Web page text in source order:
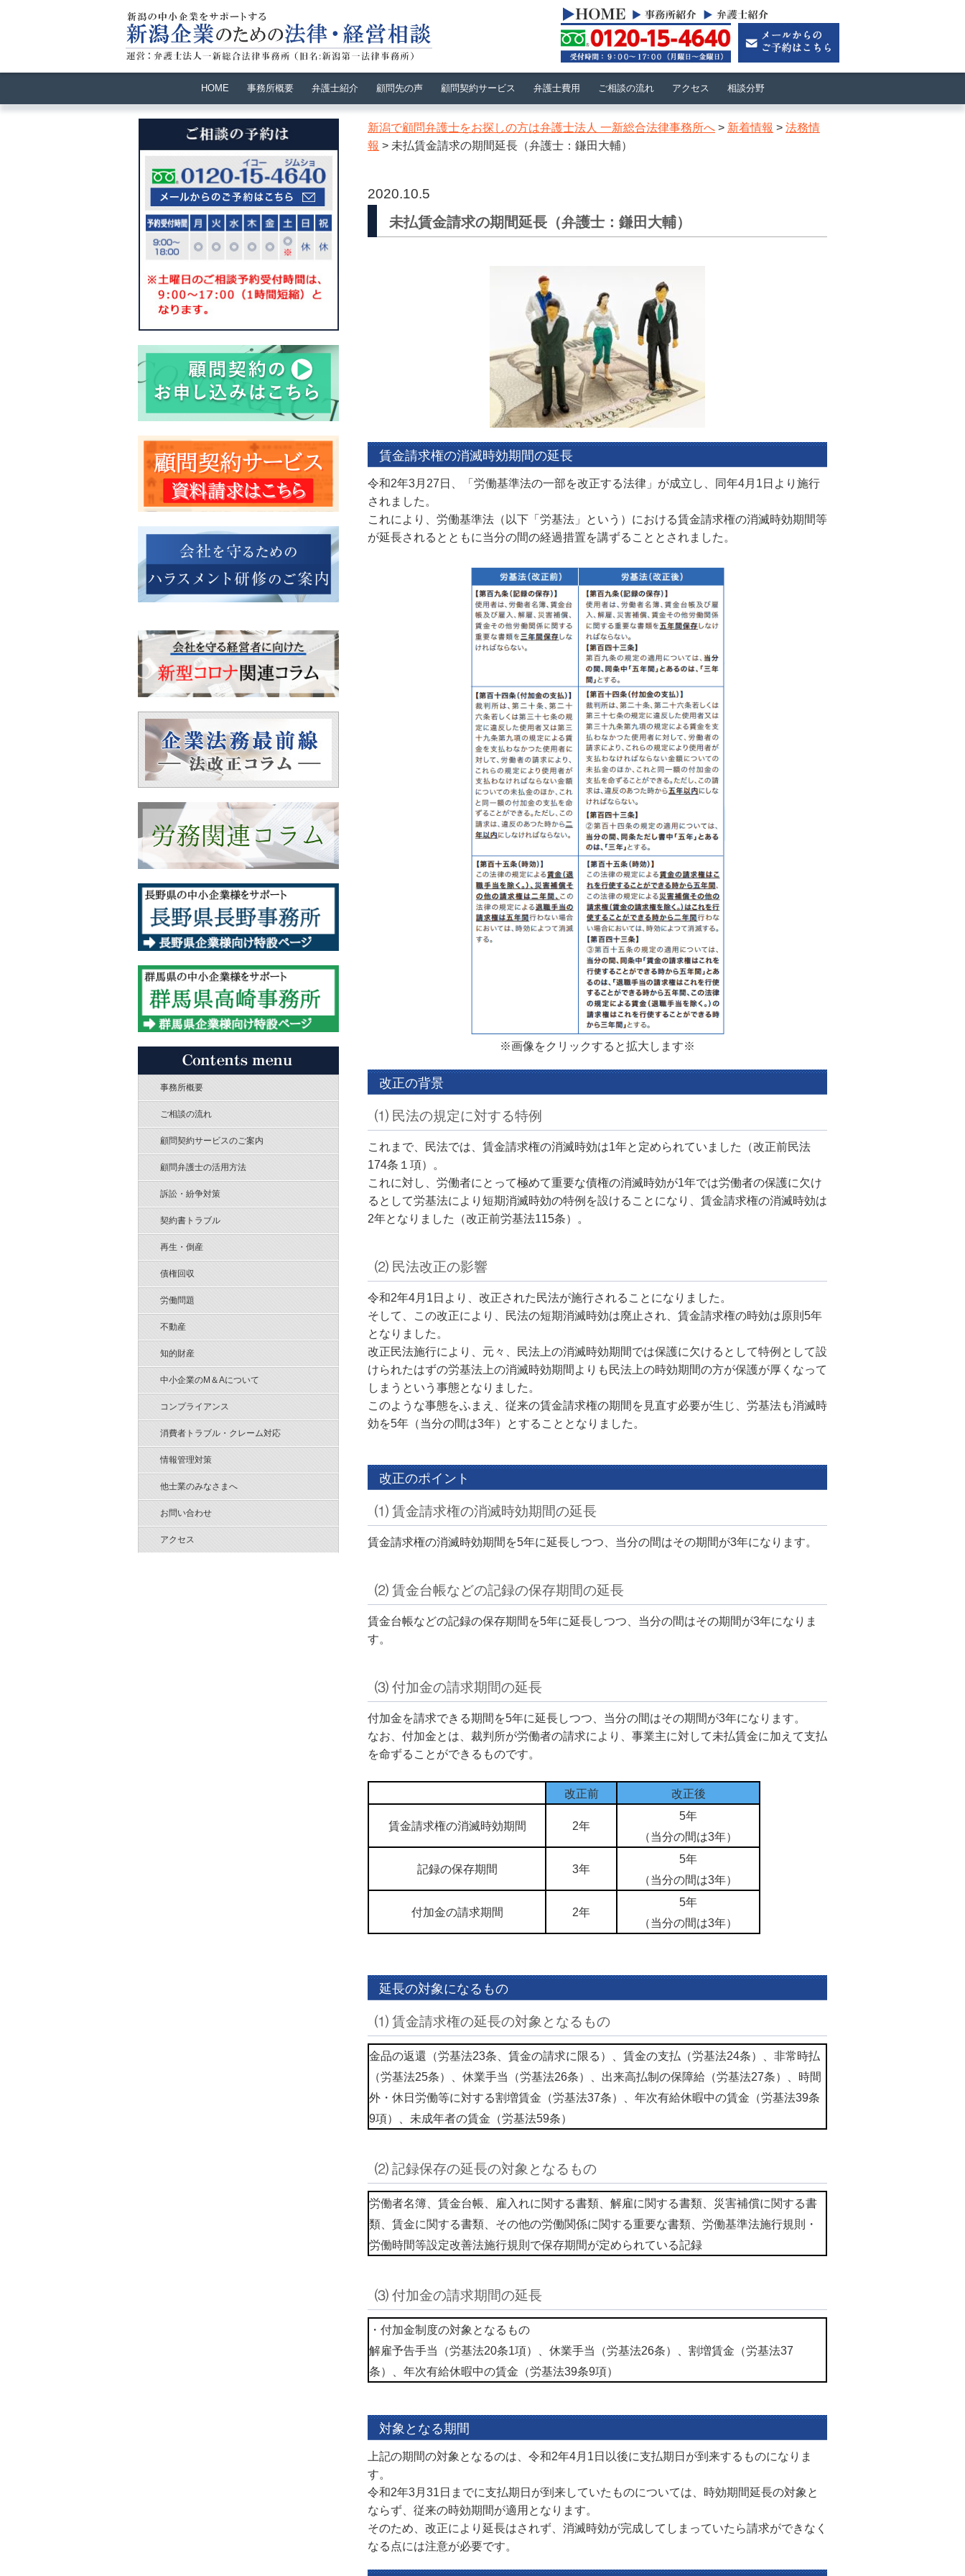
HOME 事務所概要 弁護士紹介 顧問先の声 顧問契約サービス 弁護士費用 ご相談の流れ アクセス 相談分野
新潟で顧問弁護士をお探しの方は弁護士法人 一新総合法律事務所へ > 新着情報 > 法務情
報 > 未払賃金請求の期間延長（弁護士：鎌田大輔）
2020.10.5
未払賃金請求の期間延長（弁護士：鎌田大輔）
賃金請求権の消滅時効期間の延長
令和2年3月27日、「労働基準法の一部を改正する法律」が成立し、同年4月1日より施行
されました。
これにより、労働基準法（以下「労基法」という）における賃金請求権の消滅時効期間等
が延長されるとともに当分の間の経過措置を講ずることとされました。
※画像をクリックすると拡大します※
改正の背景
⑴ 民法の規定に対する特例
これまで、民法では、賃金請求権の消滅時効は1年と定められていました（改正前民法
174条１項）。
これに対し、労働者にとって極めて重要な債権の消滅時効が1年では労働者の保護に欠け
るとして労基法により短期消滅時効の特例を設けることになり、賃金請求権の消滅時効は
2年となりました（改正前労基法115条）。
⑵ 民法改正の影響
令和2年4月1日より、改正された民法が施行されることになりました。
そして、この改正により、民法の短期消滅時効は廃止され、賃金請求権の時効は原則5年
となりました。
改正民法施行により、元々、民法上の消滅時効期間では保護に欠けるとして特例として設
けられたはずの労基法上の消滅時効期間よりも民法上の時効期間の方が保護が厚くなって
しまうという事態となりました。
このような事態をふまえ、従来の賃金請求権の期間を見直す必要が生じ、労基法も消滅時
効を5年（当分の間は3年）とすることとなりました。
改正のポイント
⑴ 賃金請求権の消滅時効期間の延長
賃金請求権の消滅時効期間を5年に延長しつつ、当分の間はその期間が3年になります。
⑵ 賃金台帳などの記録の保存期間の延長
賃金台帳などの記録の保存期間を5年に延長しつつ、当分の間はその期間が3年になりま
す。
⑶ 付加金の請求期間の延長
付加金を請求できる期間を5年に延長しつつ、当分の間はその期間が3年になります。
なお、付加金とは、裁判所が労働者の請求により、事業主に対して未払賃金に加えて支払
を命ずることができるものです。
改正前 改正後
賃金請求権の消滅時効期間 2年
5年
（当分の間は3年）
記録の保存期間 3年
5年
（当分の間は3年）
付加金の請求期間 2年
5年
（当分の間は3年）
延長の対象になるもの
⑴ 賃金請求権の延長の対象となるもの
金品の返還（労基法23条、賃金の請求に限る）、賃金の支払（労基法24条）、非常時払
（労基法25条）、休業手当（労基法26条）、出来高払制の保障給（労基法27条）、時間
外・休日労働等に対する割増賃金（労基法37条）、年次有給休暇中の賃金（労基法39条
9項）、未成年者の賃金（労基法59条）
⑵ 記録保存の延長の対象となるもの
労働者名簿、賃金台帳、雇入れに関する書類、解雇に関する書類、災害補償に関する書
類、賃金に関する書類、その他の労働関係に関する重要な書類、労働基準法施行規則・
労働時間等設定改善法施行規則で保存期間が定められている記録
⑶ 付加金の請求期間の延長
・付加金制度の対象となるもの
解雇予告手当（労基法20条1項）、休業手当（労基法26条）、割増賃金（労基法37
条）、年次有給休暇中の賃金（労基法39条9項）
対象となる期間
上記の期間の対象となるのは、令和2年4月1日以後に支払期日が到来するものになりま
す。
令和2年3月31日までに支払期日が到来していたものについては、時効期間延長の対象と
ならず、従来の時効期間が適用となります。
そのため、改正により延長はされず、消滅時効が完成してしまっていたら請求ができなく
なる点には注意が必要です。
事務所概要
ご相談の流れ
顧問契約サービスのご案内
顧問弁護士の活用方法
訴訟・紛争対策
契約書トラブル
再生・倒産
債権回収
労働問題
不動産
知的財産
中小企業のM＆Aについて
コンプライアンス
消費者トラブル・クレーム対応
情報管理対策
他士業のみなさまへ
お問い合わせ
アクセス